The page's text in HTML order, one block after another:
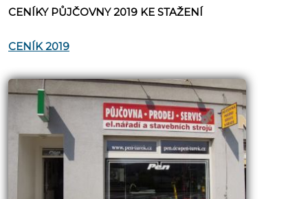
CENÍKY PŮJČOVNY 2019 KE STAŽENÍ
CENÍK 2019